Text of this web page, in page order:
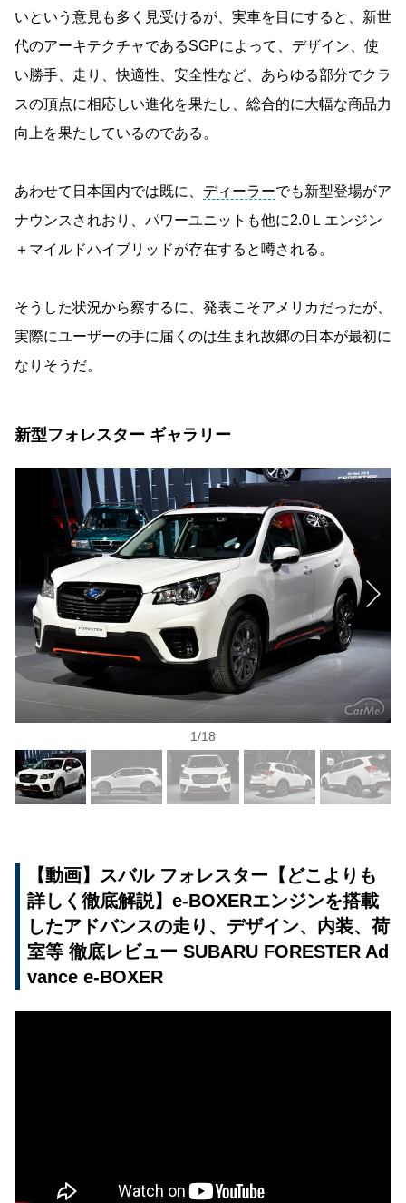
いという意見も多く見受けるが、実車を目にすると、新世
代のアーキテクチャであるSGPによって、デザイン、使
い勝手、走り、快適性、安全性など、あらゆる部分でクラ
スの頂点に相応しい進化を果たし、総合的に大幅な商品力
向上を果たしているのである。
あわせて日本国内では既に、 ディーラーでも新型登場がア
ナウンスされおり、パワーユニットも他に2.0Ｌエンジン
＋マイルドハイブリッドが存在すると噂される。
そうした状況から察するに、発表こそアメリカだったが、
実際にユーザーの手に届くのは生まれ故郷の日本が最初に
なりそうだ。
新型フォレスター ギャラリー
1/18
【動画】スバル フォレスター【どこよりも
詳しく徹底解説】e-BOXERエンジンを搭載
したアドバンスの走り、デザイン、内装、荷
室等 徹底レビュー SUBARU FORESTER Ad
vance e-BOXER